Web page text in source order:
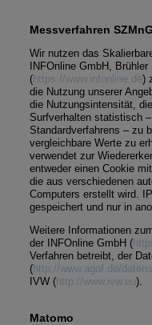
Messverfahren
Wir nutzen das
INFOnline GmbH,
( https://www.infonline.de)
die Nutzung unserer
die Nutzungsintensität,
Surfverhalten statistisch
Standardverfahrens – zu
vergleichbare Werte zu
verwendet zur
entweder einen Cookie
die aus verschiedenen
Computers erstellt wird.
gespeichert und nur in
Weitere Informationen
der INFOnline GmbH (
Verfahren betreibt, der
( http://www.agof.de/
IVW ( http://www.ivw.eu).
Matomo